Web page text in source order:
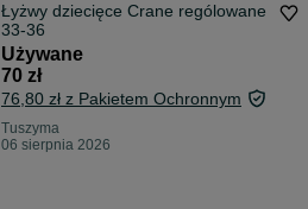
Łyżwy dziecięce Crane rególowane
33-36
Używane
70 zł
76,80 zł z Pakietem Ochronnym
Tuszyma
06 sierpnia 2026